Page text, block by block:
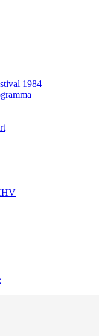
1984